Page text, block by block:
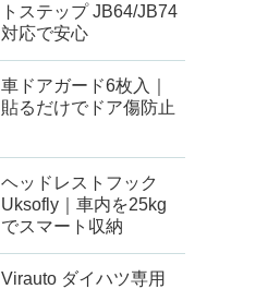
トステップ JB64/JB74
対応で安心
車ドアガード6枚入｜
貼るだけでドア傷防止
ヘッドレストフック
Uksofly｜車内を25kg
でスマート収納
Virauto ダイハツ専用